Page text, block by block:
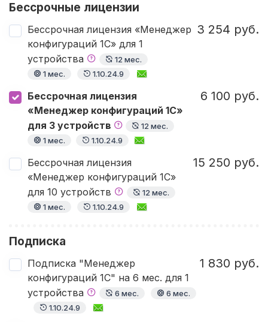
Бессрочные лицензии
Бессрочная лицензия «Менеджер
конфигураций 1С» для 1
устройства
12 мес.
1 мес.
1.10.24.9
3 254 руб.
Бессрочная лицензия
«Менеджер конфигураций 1С»
для 3 устройств
12 мес.
1 мес.
1.10.24.9
6 100 руб.
Бессрочная лицензия
«Менеджер конфигураций 1С»
для 10 устройств
12 мес.
1 мес.
1.10.24.9
15 250 руб.
Подписка
Подписка "Менеджер
конфигураций 1С" на 6 мес. для 1
устройства
6 мес.
6 мес.
1.10.24.9
1 830 руб.